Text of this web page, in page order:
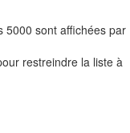
5000 sont affichées par
restreindre la liste à